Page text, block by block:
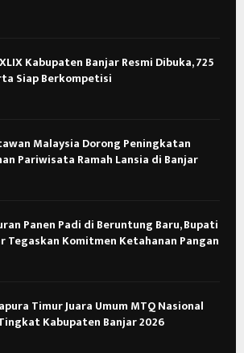
Kabupaten Banjar Resmi Dibuka, 725
Siap Berkompetisi
Malaysia Dorong Peningkatan
Pariwisata Ramah Lansia di Banjar
Panen Padi di Beruntung Baru, Bupati
Tegaskan Komitmen Ketahanan Pangan
Timur Juara Umum MTQ Nasional
Kabupaten Banjar 2026